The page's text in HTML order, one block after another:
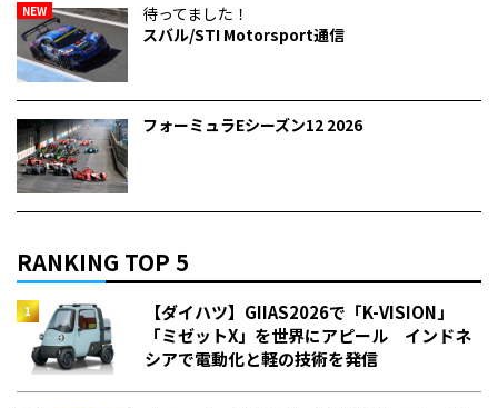
NEW
待ってました！
スバル/STI Motorsport通信
フォーミュラEシーズン12 2026
RANKING TOP 5
【ダイハツ】GIIAS2026で「K-VISION」
「ミゼットX」を世界にアピール インドネ
シアで電動化と軽の技術を発信